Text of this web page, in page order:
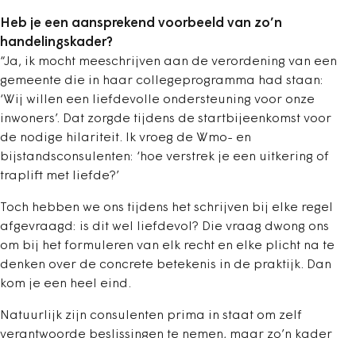
Heb je een aansprekend voorbeeld van zo’n
handelingskader?
“Ja, ik mocht meeschrijven aan de verordening van een
gemeente die in haar collegeprogramma had staan:
‘Wij willen een liefdevolle ondersteuning voor onze
inwoners’. Dat zorgde tijdens de startbijeenkomst voor
de nodige hilariteit. Ik vroeg de Wmo- en
bijstandsconsulenten: ‘hoe verstrek je een uitkering of
traplift met liefde?’
Toch hebben we ons tijdens het schrijven bij elke regel
afgevraagd: is dit wel liefdevol? Die vraag dwong ons
om bij het formuleren van elk recht en elke plicht na te
denken over de concrete betekenis in de praktijk. Dan
kom je een heel eind.
Natuurlijk zijn consulenten prima in staat om zelf
verantwoorde beslissingen te nemen, maar zo’n kader